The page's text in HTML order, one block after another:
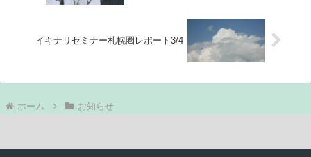
イキナリセミナー札幌圏レポート3/4
ホーム お知らせ